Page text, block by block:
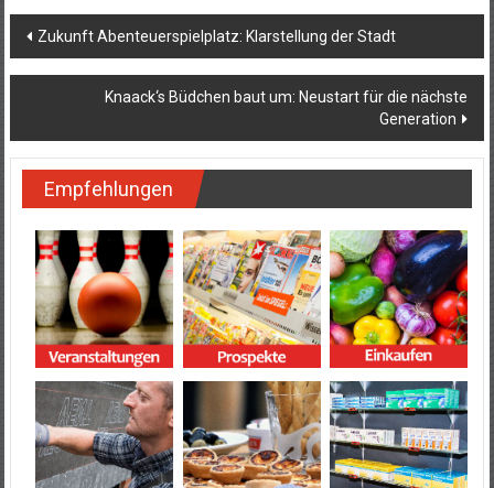
Beitragsnavigation
Zukunft Abenteuerspielplatz: Klarstellung der Stadt
Knaack‘s Büdchen baut um: Neustart für die nächste
Generation
Empfehlungen